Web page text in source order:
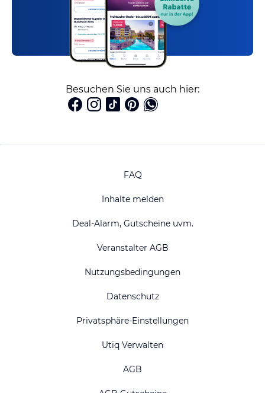
Besuchen Sie uns auch hier:
FAQ
Inhalte melden
Deal-Alarm, Gutscheine uvm.
Veranstalter AGB
Nutzungsbedingungen
Datenschutz
Privatsphäre-Einstellungen
Utiq Verwalten
AGB